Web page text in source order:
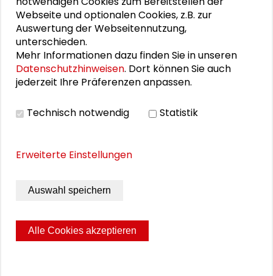
25. Runder Tisch Wissenschaftsstadt Darmstadt
DOWNLOADS
Aufzeichnung Dialogforum auf YouTube
Impressionen aus der Veranstaltung
Webseite und optionalen Cookies, z.B. zur
Auswertung der Webseitennutzung,
unterschieden.
Mehr Informationen dazu finden Sie in unseren
Datenschutzhinweisen. Dort können Sie auch
jederzeit Ihre Präferenzen anpassen.
Technisch notwendig Statistik
Erweiterte Einstellungen
Auswahl speichern
Alle Cookies akzeptieren